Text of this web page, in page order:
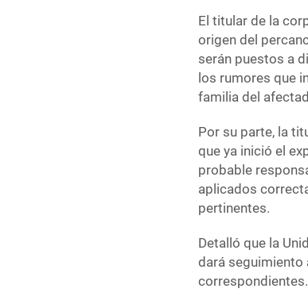
El titular de la
origen del
serán puestos a
los rumores que
familia del
Por su parte, la
que ya inició el
probable
aplicados
pertinentes.
Detalló que la
dará seguimiento
correspondientes.